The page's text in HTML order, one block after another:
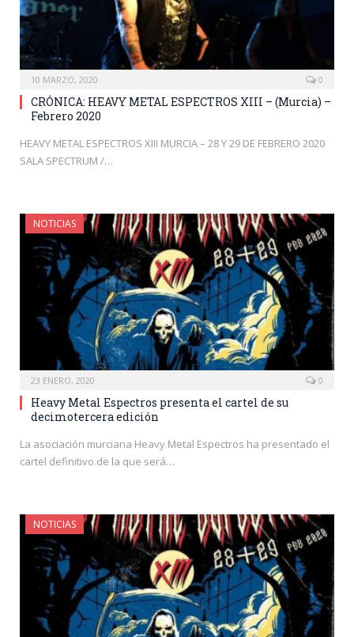
10 MARZO, 2020 0
CRÓNICA: HEAVY METAL ESPECTROS XIII – (Murcia) –
Febrero 2020
HEAVY METAL ESPECTROS XIII MURCIA – 28 Y 29 DE FEBRERO 2020
SALA SPECTRUM /…
NOTICIAS
23 ENERO, 2020 0
Heavy Metal Espectros presenta el cartel de su
decimotercera edición
La asociación murciana Heavy Metal Espectros ha presentado el
cartel definitivo de la que será…
NOTICIAS